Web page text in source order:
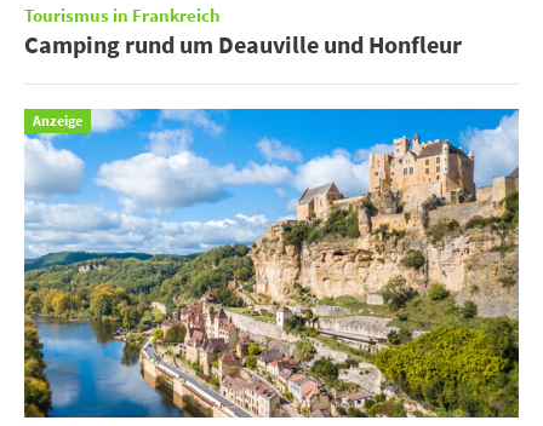
Tourismus in Frankreich
Camping rund um Deauville und Honfleur
Anzeige